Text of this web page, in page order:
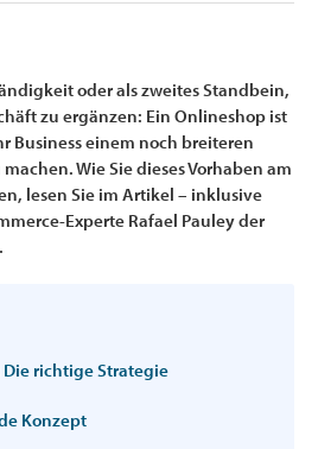
oder als zweites Standbein,
zu ergänzen: Ein Onlineshop ist
Business einem noch breiteren
Wie Sie dieses Vorhaben am
lesen Sie im Artikel – inklusive
Experte Rafael Pauley der
richtige Strategie
Konzept